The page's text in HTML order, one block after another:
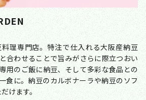
理専門店。特注で仕入れる大阪産納豆
合わせることで旨みがさらに際立つおい
用のご飯に納豆、そして多彩な食品との
食に。納豆のカルボナーラや納豆のソフ
けます。